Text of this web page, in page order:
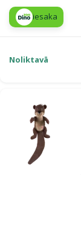
iesaka
Noliktavā